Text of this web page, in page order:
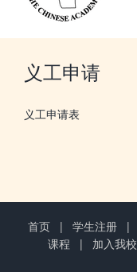
义工申请
义工申请表
首页 学生注册
课程
加入我校